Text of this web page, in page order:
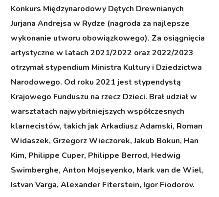
Konkurs Międzynarodowy Dętych Drewnianych
Jurjana Andrejsa w Rydze (nagroda za najlepsze
wykonanie utworu obowiązkowego). Za osiągnięcia
artystyczne w latach 2021/2022 oraz 2022/2023
otrzymał stypendium Ministra Kultury i Dziedzictwa
Narodowego. Od roku 2021 jest stypendystą
Krajowego Funduszu na rzecz Dzieci. Brał udział w
warsztatach najwybitniejszych współczesnych
klarnecistów, takich jak Arkadiusz Adamski, Roman
Widaszek, Grzegorz Wieczorek, Jakub Bokun, Han
Kim, Philippe Cuper, Philippe Berrod, Hedwig
Swimberghe, Anton Mojseyenko, Mark van de Wiel,
Istvan Varga, Alexander Fiterstein, Igor Fiodorov.